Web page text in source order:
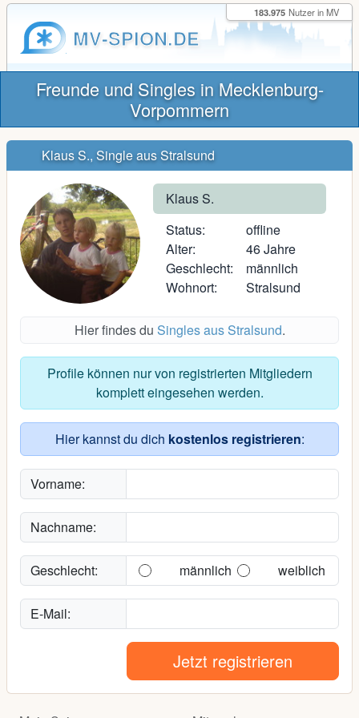
MV-SPION.DE
183.975 Nutzer in MV
Freunde und Singles in Mecklenburg-
Vorpommern
Klaus S., Single aus Stralsund
Klaus S.
Status:
offline
Alter:
46 Jahre
Geschlecht:
männlich
Wohnort:
Stralsund
Hier findes du Singles aus Stralsund.
Profile können nur von registrierten Mitgliedern
komplett eingesehen werden.
Hier kannst du dich kostenlos registrieren:
Vorname:
Nachname:
Geschlecht: männlich weiblich
E-Mail:
Jetzt registrieren